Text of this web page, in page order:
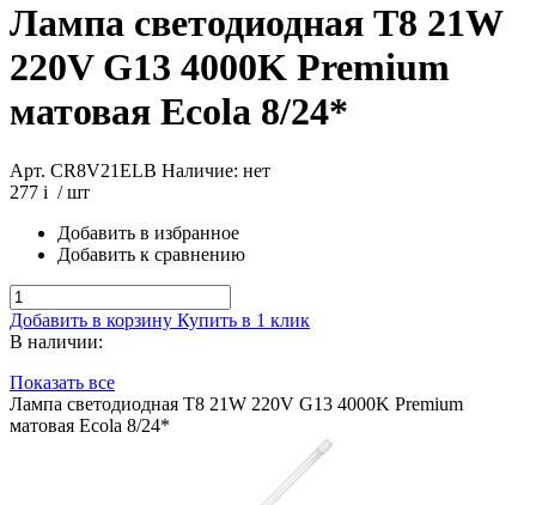
Лампа светодиодная Т8 21W
220V G13 4000K Premium
матовая Ecola 8/24*
Арт. CR8V21ELB Наличие: нет
277 i / шт
Добавить в избранное
Добавить к сравнению
Добавить в корзину Купить в 1 клик
В наличии:
Показать все
Лампа светодиодная Т8 21W 220V G13 4000K Premium
матовая Ecola 8/24*